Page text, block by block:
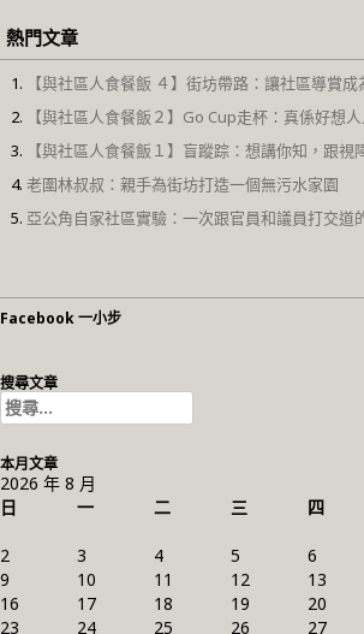
熱門文章
【與社區人食餐飯 ４】街坊帶路：讓社區導賞
【與社區人食餐飯２】Go Cup走杯：真係好想
【與社區人食餐飯１】盲蹤踪：想講你知，跟視
老圍林叔叔：親手為街坊打造一個無污水家園
亞公角自家社區實驗：一次跟官員和議員打交道
Facebook 一小步
搜尋文章
搜
尋
關
鍵
字:
本月文章
2026 年 8 月
日
一 二 三 四
2
3 4 5 6
9
10 11 12 13
16
17 18 19 20
23
24 25 26 27